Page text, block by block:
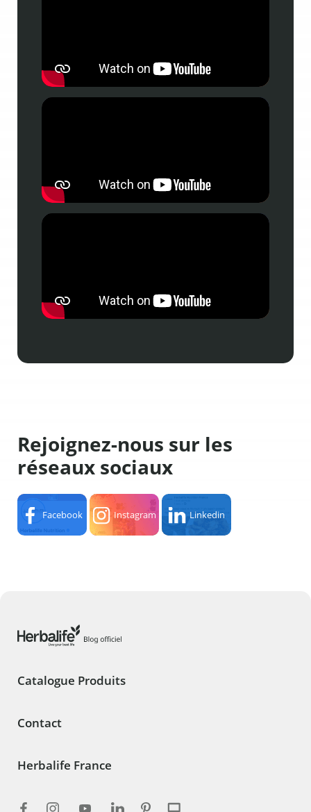
Rejoignez-nous sur les
réseaux sociaux
Facebook Instagram Linkedin
Catalogue Produits
Contact
Herbalife France